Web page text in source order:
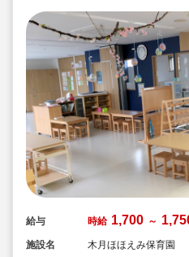
給与 時給 1,700 ～
施設名
木月ほほえみ保育園